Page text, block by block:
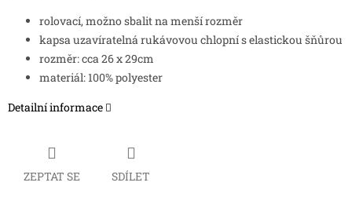
rolovací, možno sbalit na menší rozměr
kapsa uzavíratelná rukávovou chlopní s elastickou šňůrou
rozměr: cca 26 x 29cm
materiál: 100% polyester
Detailní informace
ZEPTAT SE SDÍLET